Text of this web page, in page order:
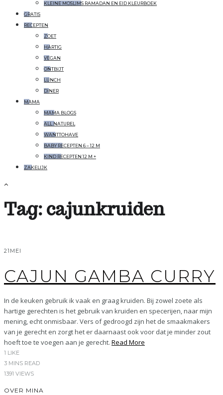
KLEINE MOSLIMS RAMADAN EN EID KLEURBOEK
GRATIS
RECEPTEN
ZOET
HARTIG
VEGAN
ONTBIJT
LUNCH
DINER
MAMA
MAMA BLOGS
ALL NATUREL
WANTTOHAVE
BABY RECEPTEN 6 – 12 M
KIND RECEPTEN 12 M +
ZAKELIJK
Tag:cajunkruiden
21 MEI
CAJUN GAMBA CURRY
In de keuken gebruik ik vaak en graag kruiden. Bij zowel zoete als
hartige gerechten is het gebruik van kruiden en specerijen, naar mijn
mening, echt onmisbaar. Vers of gedroogd zijn het de smaakmakers
van je gerecht en zorgt het er daarnaast ook voor dat je minder zout
hoeft toe te voegen aan je gerecht. Read More
1 LIKE
3 MINS READ
1391 VIEWS
OVER MINA